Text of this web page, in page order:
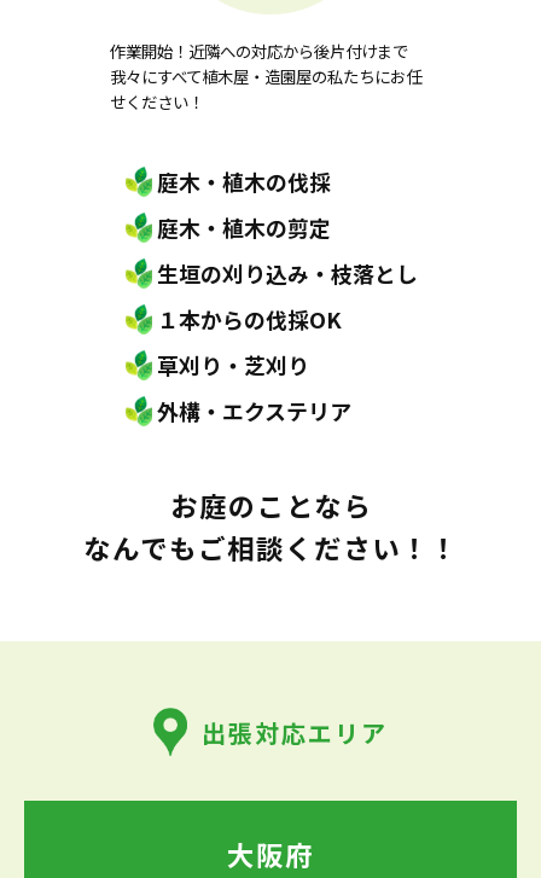
作業開始！近隣への対応から後片付けまで
我々にすべて植木屋・造園屋の私たちにお任
せください！
庭木・植木の伐採
庭木・植木の剪定
生垣の刈り込み・枝落とし
１本からの伐採OK
草刈り・芝刈り
外構・エクステリア
お庭のことなら
なんでもご相談ください！！
出張対応エリア
大阪府